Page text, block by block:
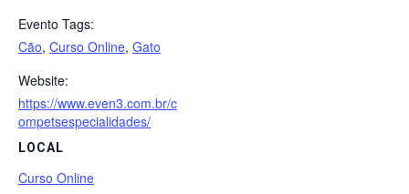
Evento Tags:
Cão, Curso Online, Gato
Website:
https://www.even3.com.br/c
ompetsespecialidades/
LOCAL
Curso Online